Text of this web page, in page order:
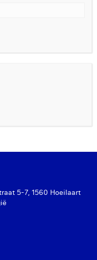
5-7, 1560 Hoeilaart